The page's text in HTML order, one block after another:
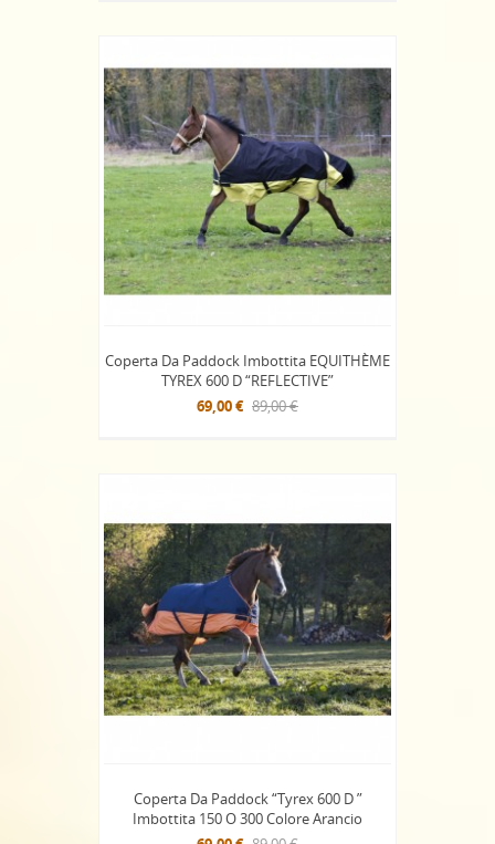
Coperta Da Paddock Imbottita EQUITHÈME
TYREX 600 D “REFLECTIVE”
69,00 € 89,00 €
Coperta Da Paddock “Tyrex 600 D ”
Imbottita 150 O 300 Colore Arancio